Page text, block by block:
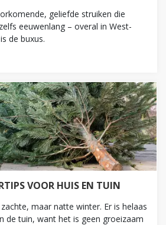
geliefde struiken die
eeuwenlang – overal in West-
de buxus.
VOOR HUIS EN TUIN
maar natte winter. Er is helaas
de tuin, want het is geen groeizaam